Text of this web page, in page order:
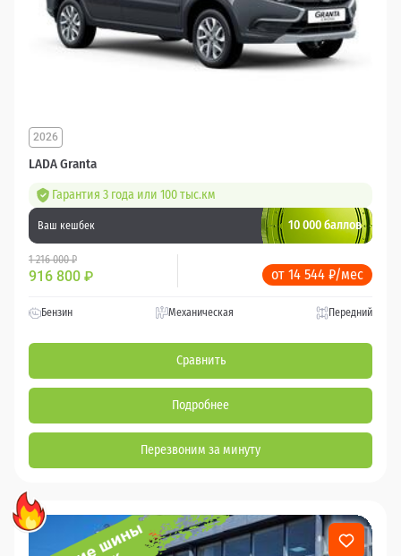
LADA Granta
2026
Гарантия 3 года или 100 тыс.км
Ваш кешбек 10 000 баллов
1 216 000 ₽
916 800 ₽ от 14 544 ₽/мес
Бензин Механическая Передний
Сравнить
Подробнее
Перезвоним за минуту